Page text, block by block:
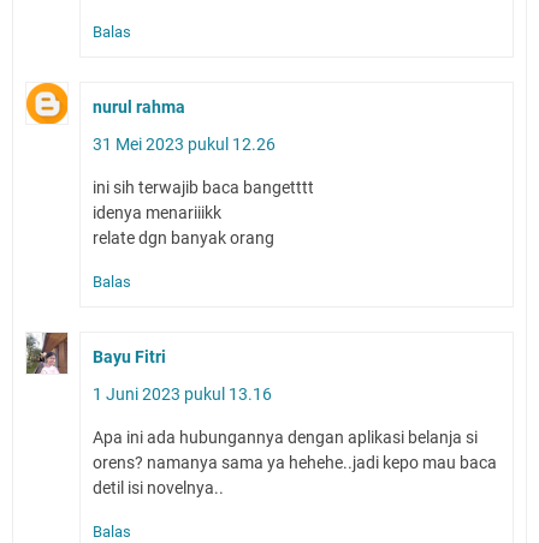
Balas
nurul rahma
31 Mei 2023 pukul 12.26
ini sih terwajib baca bangetttt
idenya menariiikk
relate dgn banyak orang
Balas
Bayu Fitri
1 Juni 2023 pukul 13.16
Apa ini ada hubungannya dengan aplikasi belanja si
orens? namanya sama ya hehehe..jadi kepo mau baca
detil isi novelnya..
Balas